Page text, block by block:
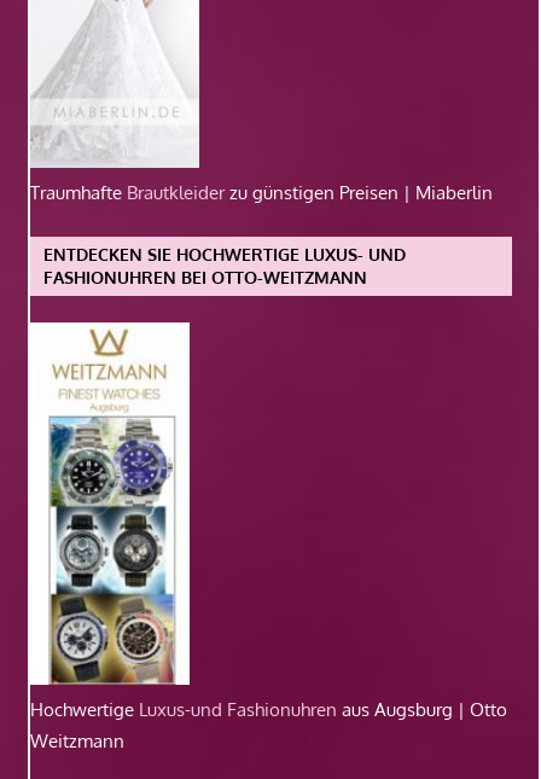
Traumhafte Brautkleiderzu günstigen Preisen | Miaberlin
ENTDECKEN SIE HOCHWERTIGE LUXUS- UND
FASHIONUHREN BEI OTTO-WEITZMANN
Hochwertige Luxus-und Fashionuhren aus Augsburg | Otto
Weitzmann